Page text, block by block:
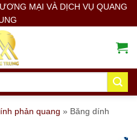
MẠI VÀ DỊCH VỤ QUANG
phản quang » Băng dính